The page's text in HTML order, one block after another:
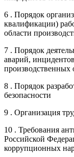
6 . Порядок
квалификации)
области
7 . Порядок
аварий,
производственных
8 . Порядок
безопасности
9 . Организация
10 . Требования
Российской
коррупционных